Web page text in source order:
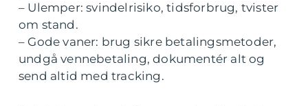
– Ulemper: svindelrisiko, tidsforbrug, tvister
om stand.
– Gode vaner: brug sikre betalingsmetoder,
undgå vennebetaling, dokumentér alt og
send altid med tracking.